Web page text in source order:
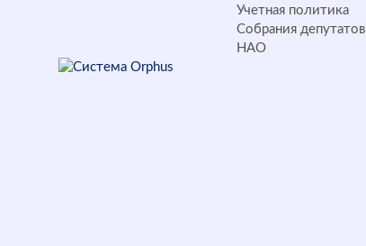
Учетная политика
Собрания депутатов
НАО